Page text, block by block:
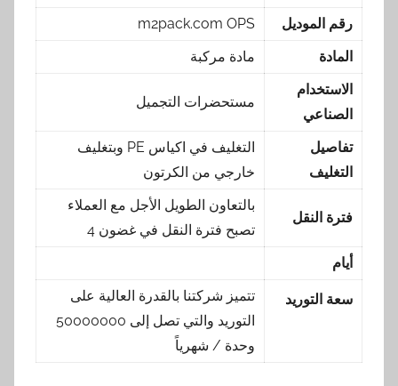
رقم الموديل
m2pack.com OPS
المادة
مادة مركبة
الاستخدام
الصناعي
مستحضرات التجميل
تفاصيل
التغليف
التغليف في اكياس PE وبتغليف
خارجي من الكرتون
فترة النقل
بالتعاون الطويل الأجل مع العملاء
تصبح فترة النقل في غضون 4
أيام
سعة التوريد
تتميز شركتنا بالقدرة العالية على
التوريد والتي تصل إلى 50000000
وحدة / شهرياً